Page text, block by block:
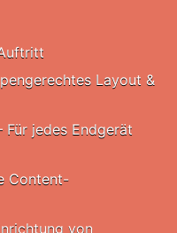
Layout &
Für jedes Endgerät
Content-
von